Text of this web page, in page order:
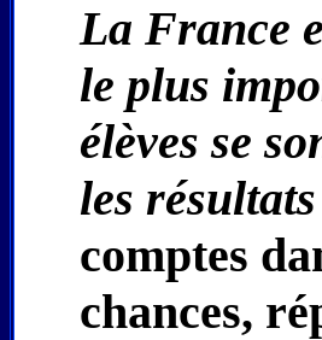
La France
le plus
élèves se
les
comptes
chances,